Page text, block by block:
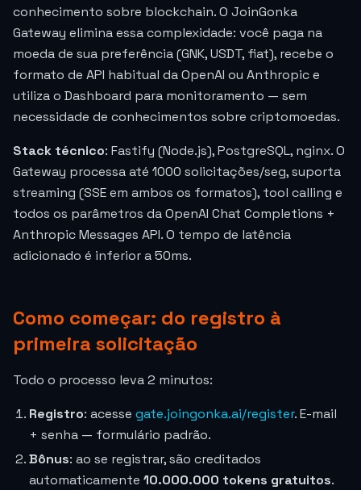
conhecimento sobre blockchain. O JoinGonka
Gateway elimina essa complexidade: você paga na
moeda de sua preferência (GNK, USDT, fiat), recebe o
formato de API habitual da OpenAI ou Anthropic e
utiliza o Dashboard para monitoramento — sem
necessidade de conhecimentos sobre criptomoedas.
Stack técnico: Fastify (Node.js), PostgreSQL, nginx. O
Gateway processa até 1000 solicitações/seg, suporta
streaming (SSE em ambos os formatos), tool calling e
todos os parâmetros da OpenAI Chat Completions +
Anthropic Messages API. O tempo de latência
adicionado é inferior a 50ms.
Como começar: do registro à
primeira solicitação
Todo o processo leva 2 minutos:
Registro: acesse gate.joingonka.ai/register. E-mail
+ senha — formulário padrão.
Bônus: ao se registrar, são creditados
automaticamente 10.000.000 tokens gratuitos.